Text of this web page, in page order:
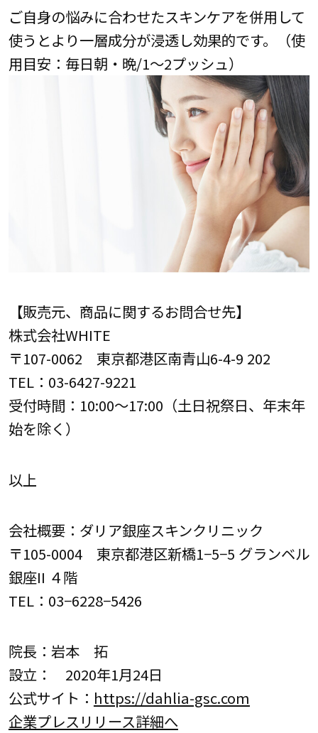
ご自身の悩みに合わせたスキンケアを併用して
使うとより一層成分が浸透し効果的です。（使
用目安：毎日朝・晩/1～2プッシュ）
【販売元、商品に関するお問合せ先】
株式会社WHITE
〒107-0062 東京都港区南青山6-4-9 202
TEL：03-6427-9221
受付時間：10:00～17:00（土日祝祭日、年末年
始を除く）
以上
会社概要：ダリア銀座スキンクリニック
〒105-0004 東京都港区新橋1−5−5 グランベル
銀座II ４階
TEL：03−6228−5426
院長：岩本 拓
設立： 2020年1月24日
公式サイト： https://dahlia-gsc.com
企業プレスリリース詳細へ